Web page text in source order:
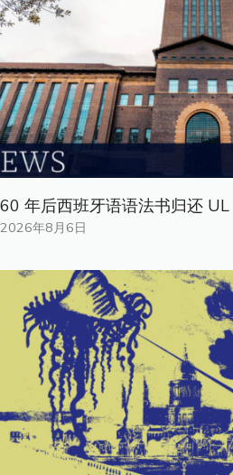
60 年后西班牙语语法书归还 UL
2026年8月6日